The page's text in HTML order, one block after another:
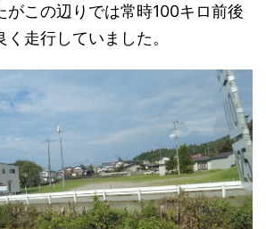
がこの辺りでは常時100キロ前後
走行していました。